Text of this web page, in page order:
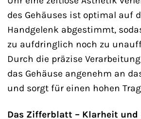
des Gehäuses ist optimal auf
Handgelenk abgestimmt,
zu aufdringlich noch zu
Durch die präzise
das Gehäuse angenehm an
und sorgt für einen hohen
Das Zifferblatt – Klarheit und